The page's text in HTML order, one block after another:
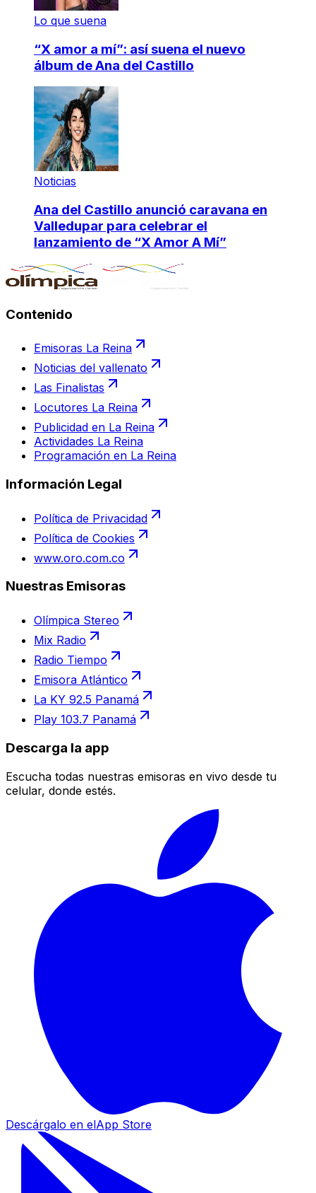
Lo que suena
“X amor a mí”: así suena el nuevo
álbum de Ana del Castillo
Noticias
Ana del Castillo anunció caravana en
Valledupar para celebrar el
lanzamiento de “X Amor A Mí”
Contenido
Emisoras La Reina
Noticias del vallenato
Las Finalistas
Locutores La Reina
Publicidad en La Reina
Actividades La Reina
Programación en La Reina
Información Legal
Política de Privacidad
Política de Cookies
www.oro.com.co
Nuestras Emisoras
Olímpica Stereo
Mix Radio
Radio Tiempo
Emisora Atlántico
La KY 92.5 Panamá
Play 103.7 Panamá
Descarga la app
Escucha todas nuestras emisoras en vivo desde tu
celular, donde estés.
Descárgalo en elApp Store